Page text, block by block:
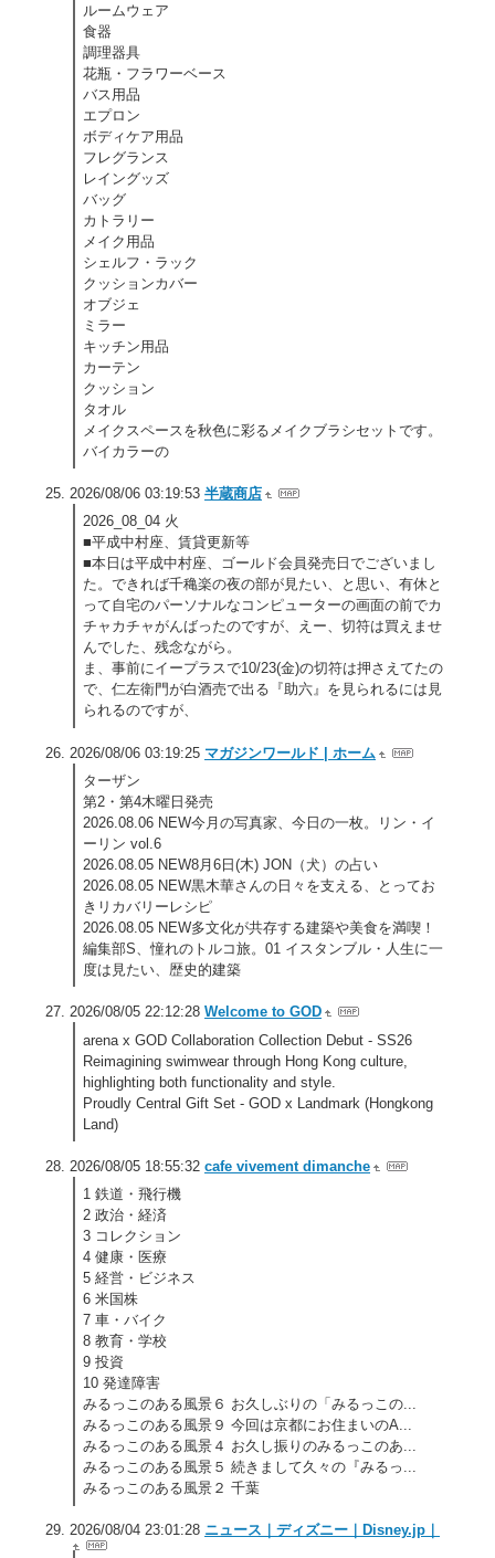
ルームウェア
食器
調理器具
花瓶・フラワーベース
バス用品
エプロン
ボディケア用品
フレグランス
レイングッズ
バッグ
カトラリー
メイク用品
シェルフ・ラック
クッションカバー
オブジェ
ミラー
キッチン用品
カーテン
クッション
タオル
メイクスペースを秋色に彩るメイクブラシセットです。
バイカラーの
2026/08/06 03:19:53 半蔵商店
2026_08_04 火
■平成中村座、賃貸更新等
■本日は平成中村座、ゴールド会員発売日でございまし
た。できれば千穐楽の夜の部が見たい、と思い、有休と
って自宅のパーソナルなコンピューターの画面の前でカ
チャカチャがんばったのですが、えー、切符は買えませ
んでした、残念ながら。
ま、事前にイープラスで10/23(金)の切符は押さえてたの
で、仁左衛門が白酒売で出る『助六』を見られるには見
られるのですが、
2026/08/06 03:19:25 マガジンワールド | ホーム
ターザン
第2・第4木曜日発売
2026.08.06 NEW今月の写真家、今日の一枚。リン・イ
ーリン vol.6
2026.08.05 NEW8月6日(木) JON（犬）の占い
2026.08.05 NEW黒木華さんの日々を支える、とってお
きリカバリーレシピ
2026.08.05 NEW多文化が共存する建築や美食を満喫！
編集部S、憧れのトルコ旅。01 イスタンブル・人生に一
度は見たい、歴史的建築
2026/08/05 22:12:28 Welcome to GOD
arena x GOD Collaboration Collection Debut - SS26
Reimagining swimwear through Hong Kong culture,
highlighting both functionality and style.
Proudly Central Gift Set - GOD x Landmark (Hongkong
Land)
2026/08/05 18:55:32 cafe vivement dimanche
1 鉄道・飛行機
2 政治・経済
3 コレクション
4 健康・医療
5 経営・ビジネス
6 米国株
7 車・バイク
8 教育・学校
9 投資
10 発達障害
みるっこのある風景６ お久しぶりの「みるっこの...
みるっこのある風景９ 今回は京都にお住まいのA...
みるっこのある風景４ お久し振りのみるっこのあ...
みるっこのある風景５ 続きまして久々の『みるっ...
みるっこのある風景２ 千葉
2026/08/04 23:01:28 ニュース｜ディズニー｜Disney.jp｜